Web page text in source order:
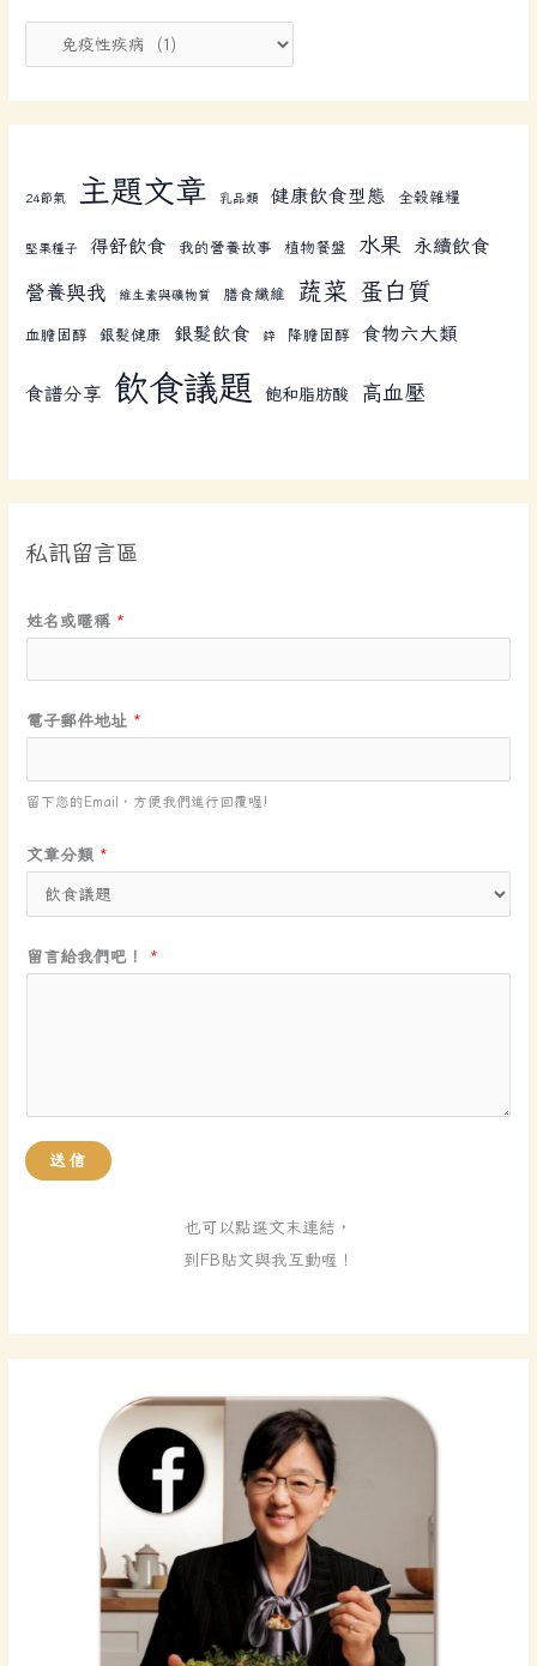
24節氣 主題文章 乳品類 健康飲食型態 全榖雜糧
堅果種子 得舒飲食 我的營養故事 植物餐盤 水果 永續飲食
營養與我 維生素與礦物質 膳食纖維 蔬菜 蛋白質
血膽固醇 銀髮健康 銀髮飲食 鋅 降膽固醇 食物六大類
食譜分享 飲食議題 飽和脂肪酸 高血壓
私訊留言區
姓名或暱稱 *
電子郵件地址 *
留下您的Email，方便我們進行回覆喔!
文章分類 *
*
文
留言給我們吧！ *
送信
也可以點選文末連結，
到FB貼文與我互動喔！